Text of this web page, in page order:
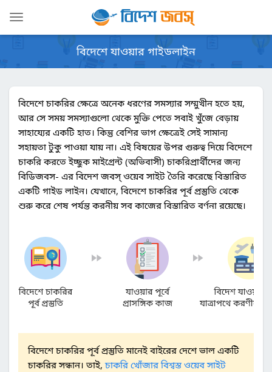
Toggle
বিদেশে যাওয়ার গাইডলাইন
বিদেশে চাকরির ক্ষেত্রে অনেক ধরণের সমস্যার সম্মুখীন হতে হয়,
আর সে সময় সমস্যাগুলো থেকে মুক্তি পেতে সবাই খুঁজে বেড়ায়
সাহায্যের একটি হাত। কিন্তু বেশির ভাগ ক্ষেত্রেই সেই সামান্য
সহায়তা টুকু পাওয়া যায় না। এই বিষয়ের উপর গুরুত্ব দিয়ে বিদেশে
চাকরি করতে ইচ্ছুক মাইগ্রেন্ট (অভিবাসী) চাকরিপ্রার্থীদের জন্য
বিডিজবস- এর বিদেশ জবস্ ওয়েব সাইট তৈরি করেছে বিস্তারিত
একটি গাইড লাইন। যেখানে, বিদেশে চাকরির পূর্ব প্রস্তুতি থেকে
শুরু করে শেষ পর্যন্ত করনীয় সব কাজের বিস্তারিত বর্ণনা রয়েছে।
বিদেশে চাকরির পূর্ব প্রস্তুতি মানেই বাইরের দেশে ভাল একটি
চাকরির সন্ধান। তাই,চাকরি খোঁজার বিশ্বস্ত ওয়েব সাইট